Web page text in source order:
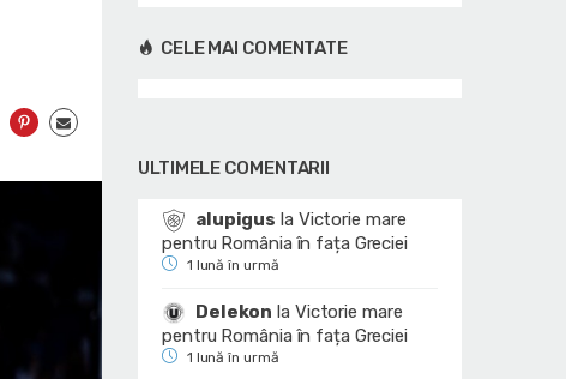
CELE MAI COMENTATE
ULTIMELE COMENTARII
alupigus la Victorie mare
pentru România în fața Greciei
1 lună în urmă
Delekon la Victorie mare
pentru România în fața Greciei
1 lună în urmă